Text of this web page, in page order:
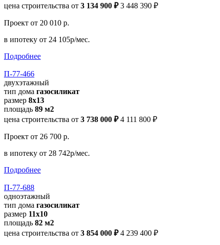
цена строительства от 3 134 900 ₽ 3 448 390 ₽
Проект от 20 010 р.
в ипотеку от 24 105р/мес.
Подробнее
П-77-466
двухэтажный
тип дома газосиликат
размер 8х13
площадь 89 м2
цена строительства от 3 738 000 ₽ 4 111 800 ₽
Проект от 26 700 р.
в ипотеку от 28 742р/мес.
Подробнее
П-77-688
одноэтажный
тип дома газосиликат
размер 11x10
площадь 82 м2
цена строительства от 3 854 000 ₽ 4 239 400 ₽